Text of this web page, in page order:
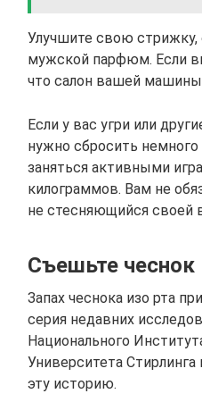
Улучшите свою стрижку,
мужской парфюм. Если
что салон вашей
Если у вас угри или
нужно сбросить
заняться активными
килограммов. Вам не
не стесняющийся своей
Съешьте чеснок
Запах чеснока изо рта
серия недавних
Национального
Университета
эту историю.